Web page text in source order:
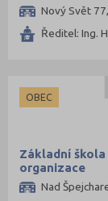
Nový Svět
Ředitel: Ing.
OBEC
Základní škola
organizace
Nad